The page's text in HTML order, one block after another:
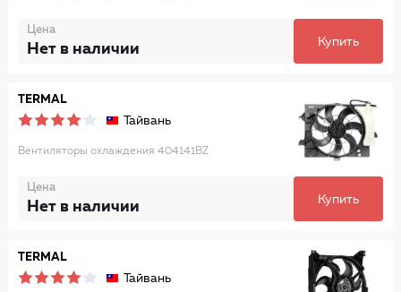
Цена
Нет в наличии Купить
TERMAL
Тайвань
Вентиляторы охлаждения 404141BZ
Цена
Нет в наличии Купить
TERMAL
Тайвань